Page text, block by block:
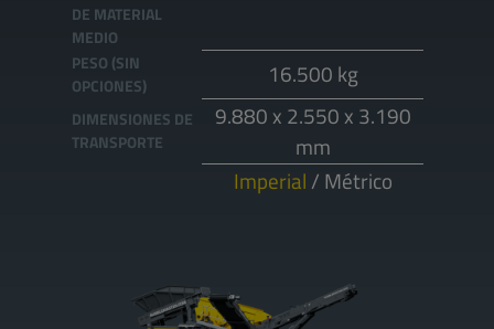
DE MATERIAL
MEDIO
PESO (SIN
OPCIONES)
16.500 kg
DIMENSIONES DE
TRANSPORTE
9.880 x 2.550 x 3.190
mm
Imperial / Métrico